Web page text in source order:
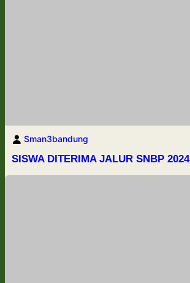
Sman3bandung
SISWA DITERIMA JALUR SNBP 2024